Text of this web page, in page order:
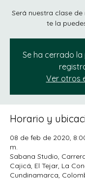
Será nuestra clase de
te la
Se ha cerrado
Ver otros
Horario y
08 de feb de 2020,
m.
Sabana Studio,
Cajicá, El Tejar, La
Cundinamarca,